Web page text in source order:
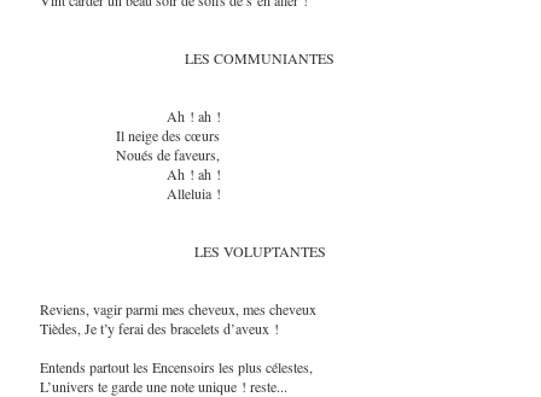
LES COMMUNIANTES
Ah ! ah !
Il neige des cœurs
Noués de faveurs,
Ah ! ah !
Alleluia !
LES VOLUPTANTES
Reviens, vagir parmi mes cheveux, mes cheveux
Tièdes, Je t’y ferai des bracelets d’aveux !
Entends partout les Encensoirs les plus célestes,
L’univers te garde une note unique ! reste...